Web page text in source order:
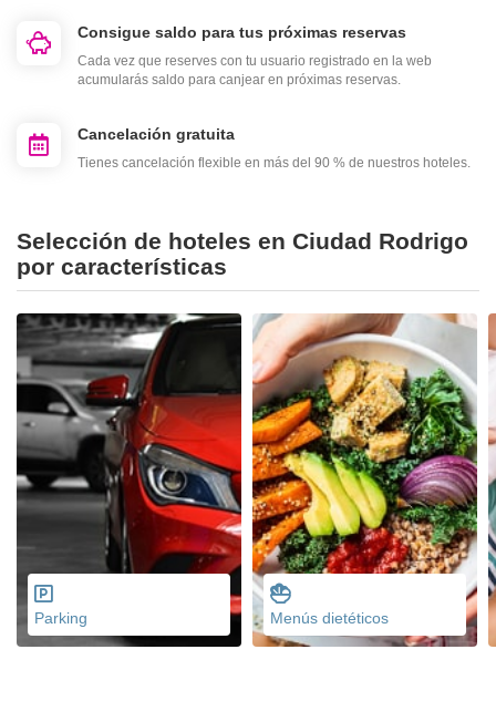
Consigue saldo para tus próximas reservas
Cada vez que reserves con tu usuario registrado en la web
acumularás saldo para canjear en próximas reservas.
Cancelación gratuita
Tienes cancelación flexible en más del 90 % de nuestros hoteles.
Selección de hoteles en Ciudad Rodrigo
por características
Parking Menús dietéticos